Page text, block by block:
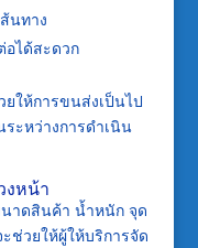
นทาง
อได้สะดวก
ให้การขนส่งเป็นไป
ะหว่างการดำเนิน
งหน้า
าดสินค้า น้ำหนัก จุด
ช่วยให้ผู้ให้บริการจัด